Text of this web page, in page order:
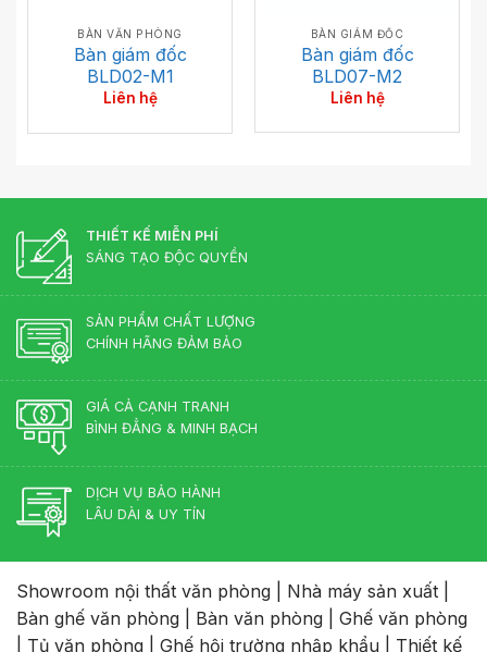
BÀN VĂN PHÒNG
Bàn giám đốc
BLD02-M1
Liên hệ
BÀN GIÁM ĐỐC
Bàn giám đốc
BLD07-M2
Liên hệ
THIẾT KẾ MIỄN PHÍ
SÁNG TẠO ĐỘC QUYỀN
SẢN PHẨM CHẤT LƯỢNG
CHÍNH HÃNG ĐẢM BẢO
GIÁ CẢ CẠNH TRANH
BÌNH ĐẲNG & MINH BẠCH
DỊCH VỤ BẢO HÀNH
LÂU DÀI & UY TÍN
Showroom nội thất văn phòng Nhà máy sản xuất
Bàn ghế văn phòng
Bàn văn phòng
Ghế văn phòng
Tủ văn phòng Ghế hội trường nhập khẩu
Thiết kế